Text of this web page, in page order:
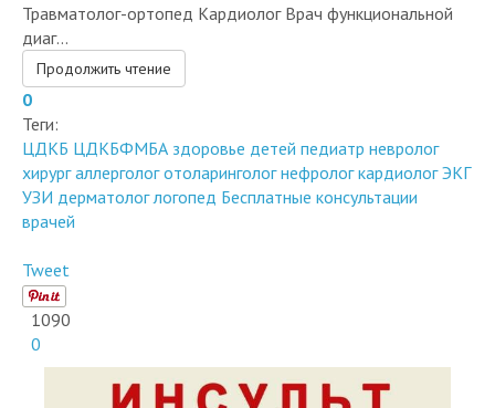
диаг...
Продолжить чтение
Теги:
ЦДКБ
хирург аллерголог отоларинголог нефролог кардиолог
УЗИ дерматолог логопед Бесплатные консультации
врачей
1090
0